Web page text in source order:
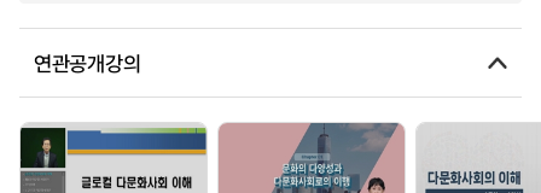
연관공개강의